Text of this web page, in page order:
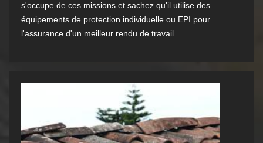
s'occupe de ces missions et sachez qu'il utilise des
équipements de protection individuelle ou EPI pour
l'assurance d'un meilleur rendu de travail.